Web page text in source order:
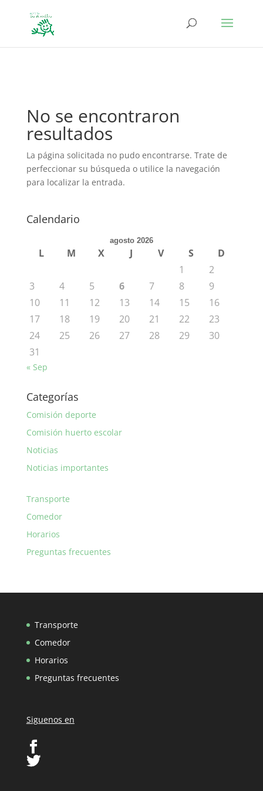
No se encontraron
resultados
La página solicitada no pudo encontrarse. Trate de
perfeccionar su búsqueda o utilice la navegación
para localizar la entrada.
Calendario
agosto 2026
L M X J V S
D
1
2
3
4 5 6 7 8
9
10
11 12 13 14 15
16
17
18 19 20 21 22
23
24
25 26 27 28 29
30
31
« Sep
Categorías
Comisión deporte
Comisión huerto escolar
Noticias
Noticias importantes
Transporte
Comedor
Horarios
Preguntas frecuentes
Transporte
Comedor
Horarios
Preguntas frecuentes
Siguenos en